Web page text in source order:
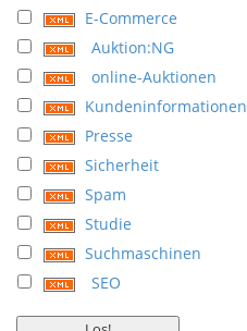
E-Commerce
Auktion:NG
online-Auktionen
Kundeninformationen
Presse
Sicherheit
Spam
Studie
Suchmaschinen
SEO